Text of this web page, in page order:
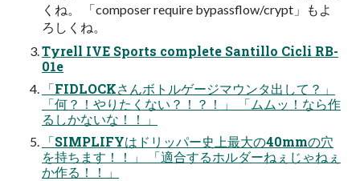
くね。 「composer require bypassflow/crypt」もよ
ろしくね。
Tyrell IVE Sports complete Santillo Cicli RB-
01e
「FIDLOCKさんボトルゲージマウンタ出して？」
「何？！やりたくない？！？！」 「ムムッ！なら作
るしかないな！！」
「SIMPLIFYはドリッパー史上最大の40mmの穴
を持ちます！！」 「適合するホルダーねぇじゃねぇ
か作る！！」